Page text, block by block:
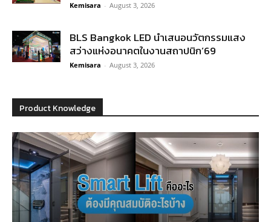
Kemisara - August 3, 2026
BLS Bangkok LED นำเสนอนวัตกรรมแสง
สว่างแห่งอนาคตในงานสถาปนิก’69
Kemisara - August 3, 2026
Product Knowledge